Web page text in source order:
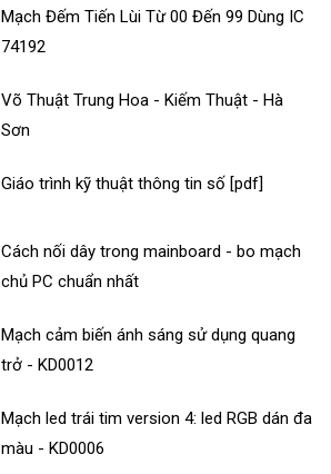
Mạch Đếm Tiến Lùi Từ 00 Đến 99 Dùng IC
74192
Võ Thuật Trung Hoa - Kiếm Thuật - Hà
Sơn
Giáo trình kỹ thuật thông tin số [pdf]
Cách nối dây trong mainboard - bo mạch
chủ PC chuẩn nhất
Mạch cảm biến ánh sáng sử dụng quang
trở - KD0012
Mạch led trái tim version 4: led RGB dán đa
màu - KD0006